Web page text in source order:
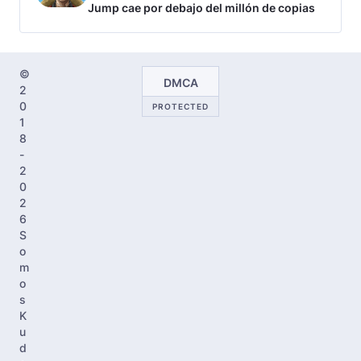
Jump cae por debajo del millón de copias
©
2
0
1
8
-
2
0
2
6
S
o
m
o
s
K
u
d
DMCA
PROTECTED